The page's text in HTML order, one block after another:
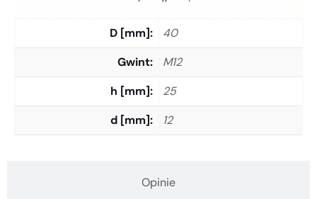
Opinie
D [mm]
40
Gwint
M12
h [mm]
25
d [mm]
12